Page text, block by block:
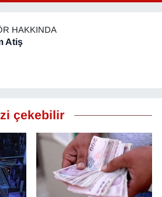
HAKKINDA
Atiş
çekebilir